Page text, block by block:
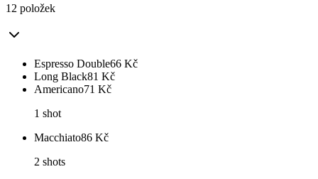
12 položek
Espresso Double66 Kč
Long Black81 Kč
Americano71 Kč
1 shot
Macchiato86 Kč
2 shots